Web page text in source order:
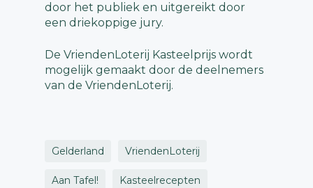
door het publiek en uitgereikt door
een driekoppige jury.
De VriendenLoterij Kasteelprijs wordt
mogelijk gemaakt door de deelnemers
van de VriendenLoterij.
Gelderland VriendenLoterij
Aan Tafel! Kasteelrecepten